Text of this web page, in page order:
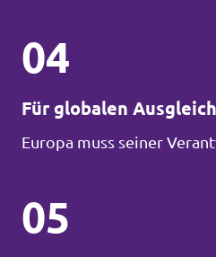
04
Für globalen Ausgleich
Europa muss seiner
05